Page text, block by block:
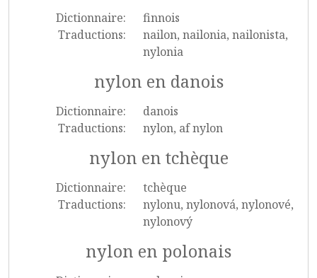
Dictionnaire:
finnois
Traductions:
nailon, nailonia, nailonista,
nylonia
nylon en danois
Dictionnaire:
danois
Traductions:
nylon, af nylon
nylon en tchèque
Dictionnaire:
tchèque
Traductions:
nylonu, nylonová, nylonové,
nylonový
nylon en polonais